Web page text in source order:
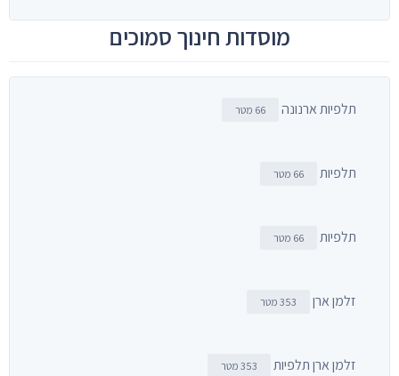
מוסדות חינוך סמוכים
תלפיות ארנונה 66 מטר
תלפיות 66 מטר
תלפיות 66 מטר
זלמן ארן 353 מטר
זלמן ארן תלפיות 353 מטר